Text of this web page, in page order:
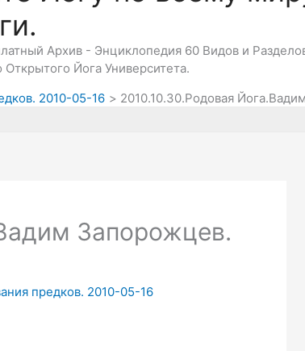
Архив - Энциклопедия 60 Видов и
Йога Университета.
2010-05-16 2010.10.30.Родовая
Запорожцев.
предков. 2010-05-16